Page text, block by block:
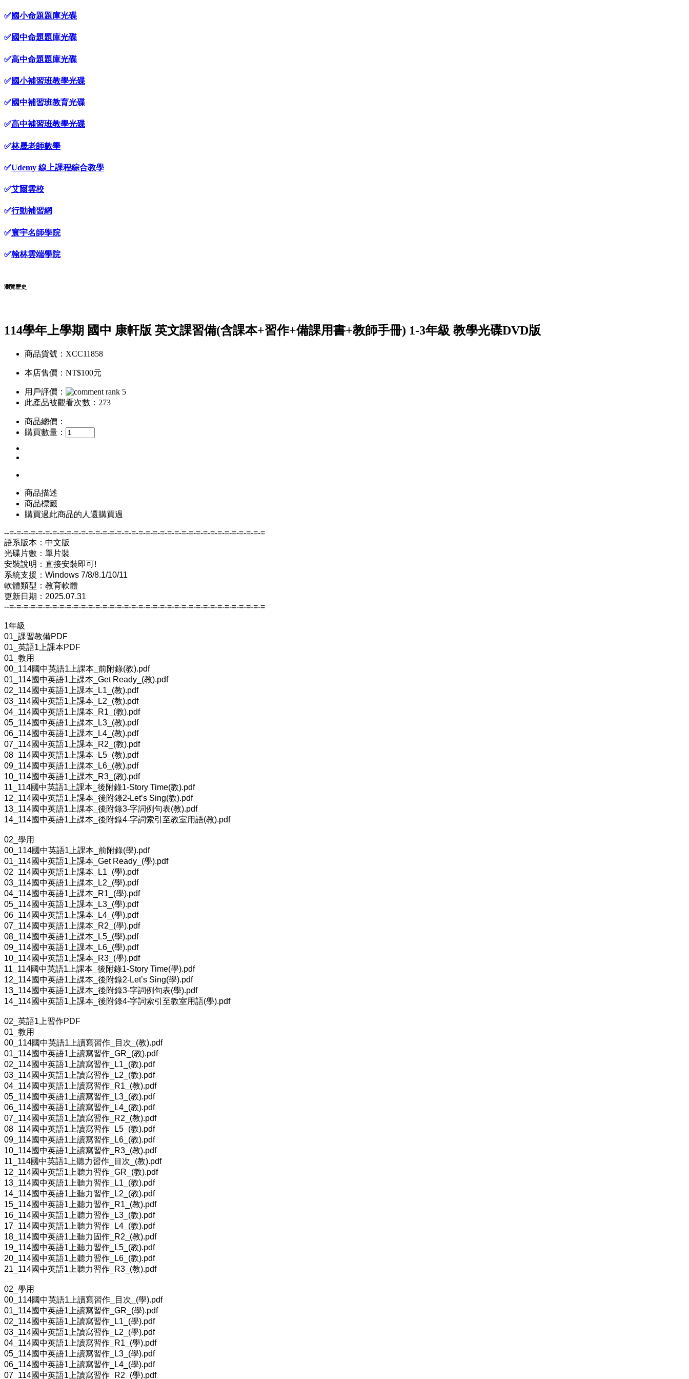
✅國小命題題庫光碟
✅國中命題題庫光碟
✅高中命題題庫光碟
✅國小補習班教學光碟
✅國中補習班教育光碟
✅高中補習班教學光碟
✅林晟老師數學
✅Udemy 線上課程綜合教學
✅艾爾雲校
✅行動補習網
✅寰宇名師學院
✅翰林雲端學院
瀏覽歷史
114學年上學期 國中 康軒版 英文課習備(含課本+習作+備課用書+教師手冊) 1-3年級 教學光碟DVD版
商品貨號：XCC11858
本店售價： NT$100元
用戶評價：
此產品被觀看次數：273
商品總價：
購買數量：
商品描述
商品標籤
購買過此商品的人還購買過
--=-=-=-=-=-=-=-=-=-=-=-=-=-=-=-=-=-=-=-=-=-=-=-=-=-=-=-=-=-=-=-=-=-=-=-=
語系版本：中文版
光碟片數：單片裝
安裝說明：直接安裝即可!
系統支援：Windows 7/8/8.1/10/11
軟體類型：教育軟體
更新日期：2025.07.31
--=-=-=-=-=-=-=-=-=-=-=-=-=-=-=-=-=-=-=-=-=-=-=-=-=-=-=-=-=-=-=-=-=-=-=-=
1年級
01_課習教備PDF
01_英語1上課本PDF
01_教用
00_114國中英語1上課本_前附錄(教).pdf
01_114國中英語1上課本_Get Ready_(教).pdf
02_114國中英語1上課本_L1_(教).pdf
03_114國中英語1上課本_L2_(教).pdf
04_114國中英語1上課本_R1_(教).pdf
05_114國中英語1上課本_L3_(教).pdf
06_114國中英語1上課本_L4_(教).pdf
07_114國中英語1上課本_R2_(教).pdf
08_114國中英語1上課本_L5_(教).pdf
09_114國中英語1上課本_L6_(教).pdf
10_114國中英語1上課本_R3_(教).pdf
11_114國中英語1上課本_後附錄1-Story Time(教).pdf
12_114國中英語1上課本_後附錄2-Let’s Sing(教).pdf
13_114國中英語1上課本_後附錄3-字詞例句表(教).pdf
14_114國中英語1上課本_後附錄4-字詞索引至教室用語(教).pdf
02_學用
00_114國中英語1上課本_前附錄(學).pdf
01_114國中英語1上課本_Get Ready_(學).pdf
02_114國中英語1上課本_L1_(學).pdf
03_114國中英語1上課本_L2_(學).pdf
04_114國中英語1上課本_R1_(學).pdf
05_114國中英語1上課本_L3_(學).pdf
06_114國中英語1上課本_L4_(學).pdf
07_114國中英語1上課本_R2_(學).pdf
08_114國中英語1上課本_L5_(學).pdf
09_114國中英語1上課本_L6_(學).pdf
10_114國中英語1上課本_R3_(學).pdf
11_114國中英語1上課本_後附錄1-Story Time(學).pdf
12_114國中英語1上課本_後附錄2-Let’s Sing(學).pdf
13_114國中英語1上課本_後附錄3-字詞例句表(學).pdf
14_114國中英語1上課本_後附錄4-字詞索引至教室用語(學).pdf
02_英語1上習作PDF
01_教用
00_114國中英語1上讀寫習作_目次_(教).pdf
01_114國中英語1上讀寫習作_GR_(教).pdf
02_114國中英語1上讀寫習作_L1_(教).pdf
03_114國中英語1上讀寫習作_L2_(教).pdf
04_114國中英語1上讀寫習作_R1_(教).pdf
05_114國中英語1上讀寫習作_L3_(教).pdf
06_114國中英語1上讀寫習作_L4_(教).pdf
07_114國中英語1上讀寫習作_R2_(教).pdf
08_114國中英語1上讀寫習作_L5_(教).pdf
09_114國中英語1上讀寫習作_L6_(教).pdf
10_114國中英語1上讀寫習作_R3_(教).pdf
11_114國中英語1上聽力習作_目次_(教).pdf
12_114國中英語1上聽力習作_GR_(教).pdf
13_114國中英語1上聽力習作_L1_(教).pdf
14_114國中英語1上聽力習作_L2_(教).pdf
15_114國中英語1上聽力習作_R1_(教).pdf
16_114國中英語1上聽力習作_L3_(教).pdf
17_114國中英語1上聽力習作_L4_(教).pdf
18_114國中英語1上聽力固作_R2_(教).pdf
19_114國中英語1上聽力習作_L5_(教).pdf
20_114國中英語1上聽力習作_L6_(教).pdf
21_114國中英語1上聽力習作_R3_(教).pdf
02_學用
00_114國中英語1上讀寫習作_目次_(學).pdf
01_114國中英語1上讀寫習作_GR_(學).pdf
02_114國中英語1上讀寫習作_L1_(學).pdf
03_114國中英語1上讀寫習作_L2_(學).pdf
04_114國中英語1上讀寫習作_R1_(學).pdf
05_114國中英語1上讀寫習作_L3_(學).pdf
06_114國中英語1上讀寫習作_L4_(學).pdf
07_114國中英語1上讀寫習作_R2_(學).pdf